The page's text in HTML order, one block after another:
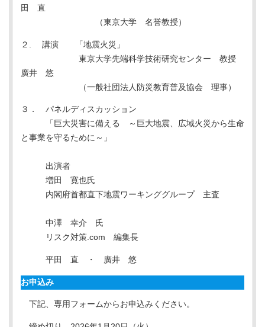
田 直
（東京大学 名誉教授）
２. 講演 「地震火災」
東京大学先端科学技術研究センター 教授
廣井 悠
（一般社団法人防災教育普及協会 理事）
３． パネルディスカッション
「巨⼤災害に備える ～巨⼤地震、広域⽕災から⽣命
と事業を守るために～」
出演者
増田 寛也氏
内閣府首都直下地震ワーキンググループ 主査
中澤 幸介 氏
リスク対策.com 編集長
平田 直 ・ 廣井 悠
お申込み
下記、専用フォームからお申込みください。